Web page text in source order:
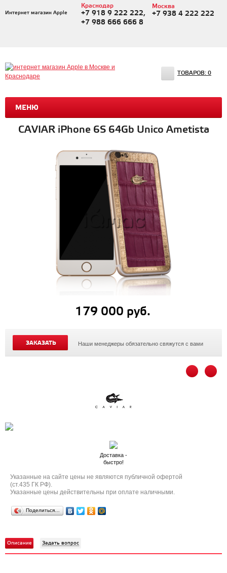
Интернет магазин Apple
Краснодар
+7 918 9 222 222,
+7 988 666 666 8
Москва
+7 938 4 222 222
МЕНЮ
ТОВАРОВ: 0
CAVIAR iPhone 6S 64Gb Unico Ametista
179 000 руб.
ЗАКАЗАТЬ Наши менеджеры обязательно свяжутся с вами
Доставка -
быстро!
Указанные на сайте цены не являются публичной офертой
(ст.435 ГК РФ).
Указанные цены действительны при оплате наличными.
Поделиться…
Описание Задать вопрос